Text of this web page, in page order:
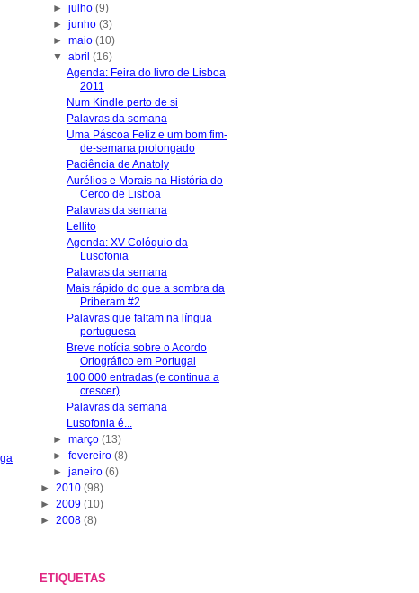
►julho(9)
►junho(3)
►maio(10)
▼abril(16)
Agenda: Feira do livro de Lisboa
2011
Num Kindle perto de si
Palavras da semana
Uma Páscoa Feliz e um bom fim-
de-semana prolongado
Paciência de Anatoly
Aurélios e Morais na História do
Cerco de Lisboa
Palavras da semana
Lellito
Agenda: XV Colóquio da
Lusofonia
Palavras da semana
Mais rápido do que a sombra da
Priberam #2
Palavras que faltam na língua
portuguesa
Breve notícia sobre o Acordo
Ortográfico em Portugal
100 000 entradas (e continua a
crescer)
Palavras da semana
Lusofonia é...
►março(13)
►fevereiro(8)
►janeiro(6)
► 2010 (98)
► 2009 (10)
► 2008 (8)
ETIQUETAS